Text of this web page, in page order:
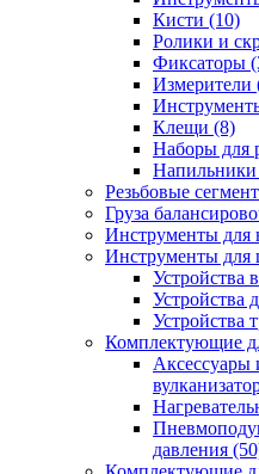
Кисти (10)
Ролики и
Фиксаторы
Измерители
Клещи (8)
Наборы для
Напильники
Резьбовые
Груза
Инструменты для
Инструменты для
Устройства
Устройства
Устройства
Комплектующие
Аксессуары
давления